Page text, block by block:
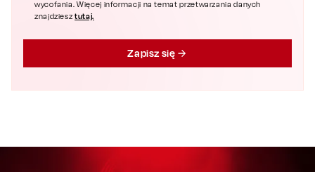
wycofania. Więcej informacji na temat przetwarzania danych
znajdziesztutaj.
Zapisz się